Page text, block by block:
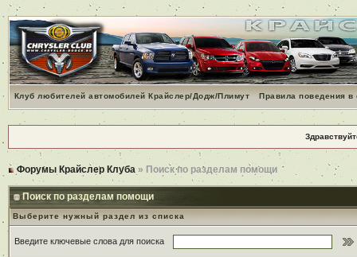
Клуб любителей автомобилей Крайслер/Додж/Плимут Правила поведения
Форумы Крайслер Клуба » Поиск по разделам помощи
Поиск по разделам помощи
Выберите нужный раздел из списка
Введите ключевые слова для поиска